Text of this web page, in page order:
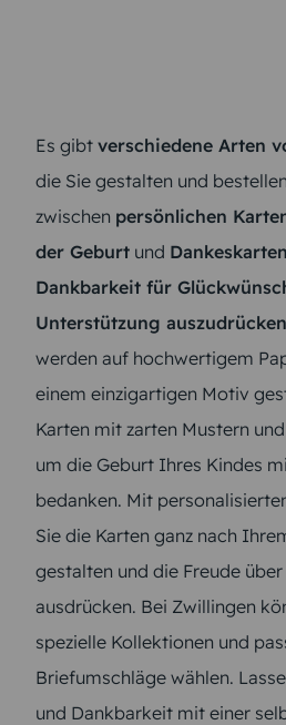
Es gibt verschiedene Arten
die Sie gestalten und
zwischen persönlichen
der Geburt und
Dankbarkeit für
Unterstützung auszudrücken
werden auf hochwertigem
einem einzigartigen Motiv
Karten mit zarten Mustern
um die Geburt Ihres Kindes
bedanken. Mit
Sie die Karten ganz nach
gestalten und die Freude
ausdrücken. Bei Zwillingen
spezielle Kollektionen und
Briefumschläge wählen.
und Dankbarkeit mit einer